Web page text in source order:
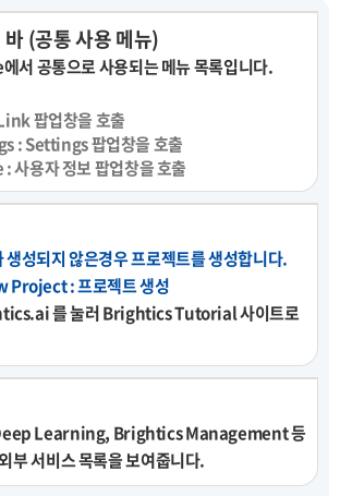
(공통 사용 메뉴)
서 공통으로 사용되는 메뉴 목록입니다.
팝업창을 호출
: Settings 팝업창을 호출
사용자 정보 팝업창을 호출
성되지 않은경우 프로젝트를 생성합니다.
Project : 프로젝트 생성
를 눌러 Brightics Tutorial 사이트로
Learning, Brightics Management 등
부 서비스 목록을 보여줍니다.